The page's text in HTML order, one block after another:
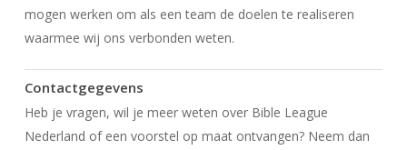
mogen werken om als een team de doelen te realiseren
waarmee wij ons verbonden weten.
Contactgegevens
Heb je vragen, wil je meer weten over Bible League
Nederland of een voorstel op maat ontvangen? Neem dan